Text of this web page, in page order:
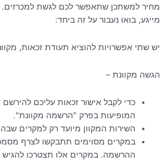
מחיר למשתכן שתאפשר לכם לגשת למכרזים.
מייגע, בואו נעבור על זה ביחד:
יש שתי אפשרויות להוציא תעודת זכאות,
הגשה מקוונת –
כדי לקבל אישור זכאות עליכם
המופיעות בפרק "הרשמה מקוונת".
השירות המקוון מיועד רק למקרים
במקרים מסוימים תתבקשו לצרף
ההרשמה. במקרים אלו תצטרכו